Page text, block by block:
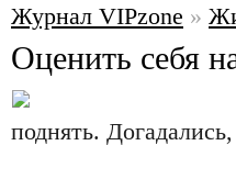
Журнал VIPzone »
Оценить себя
поднять.